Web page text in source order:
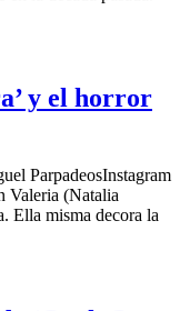
y el horror
ParpadeosInstagram
Valeria (Natalia
Ella misma decora la